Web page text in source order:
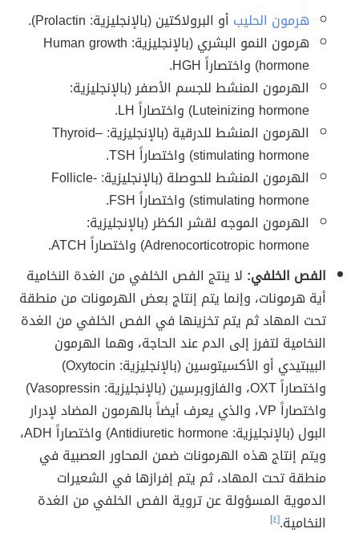
هرمون الحليب أو البرولاكتين (بالإنجليزية: Prolactin).
هرمون النمو البشري (بالإنجليزية: Human growth
hormone) واختصاراً HGH.
الهرمون المنشط للجسم الأصفر (بالإنجليزية:
Luteinizing hormone) واختصاراً LH.
الهرمون المنشط للدرقية (بالإنجليزية: Thyroid–
stimulating hormone) واختصاراً TSH.
الهرمون المنشط للحوصلة (بالإنجليزية: Follicle-
stimulating hormone) واختصاراً FSH.
الهرمون الموجه لقشر الكظر (بالإنجليزية:
Adrenocorticotropic hormone) واختصاراً ATCH.
الفص الخلفي: لا ينتج الفص الخلفي من الغدة النخامية
أية هرمونات، وإنما يتم إنتاج بعض الهرمونات من منطقة
تحت المهاد ثم يتم تخزينها في الفص الخلفي من الغدة
النخامية لتفرز إلى الدم عند الحاجة، وهما الهرمون
البيبتيدي أو الأكسيتوسين (بالإنجليزية: Oxytocin)
واختصاراً OXT، والفازوبرسين (بالإنجليزية: Vasopressin)
واختصاراً VP، والذي يعرف أيضاً بالهرمون المضاد لإدرار
البول (بالإنجليزية: Antidiuretic hormone) واختصاراً ADH،
ويتم إنتاج هذه الهرمونات ضمن المحاور العصبية في
منطقة تحت المهاد، ثم يتم إفرازها في الشعيرات
الدموية المسؤولة عن تروية الفص الخلفي من الغدة
النخامية.[٤]